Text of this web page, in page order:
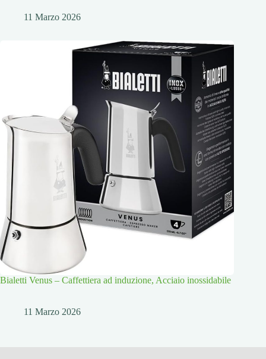
11 Marzo 2026
Bialetti Venus – Caffettiera ad induzione, Acciaio inossidabile
11 Marzo 2026